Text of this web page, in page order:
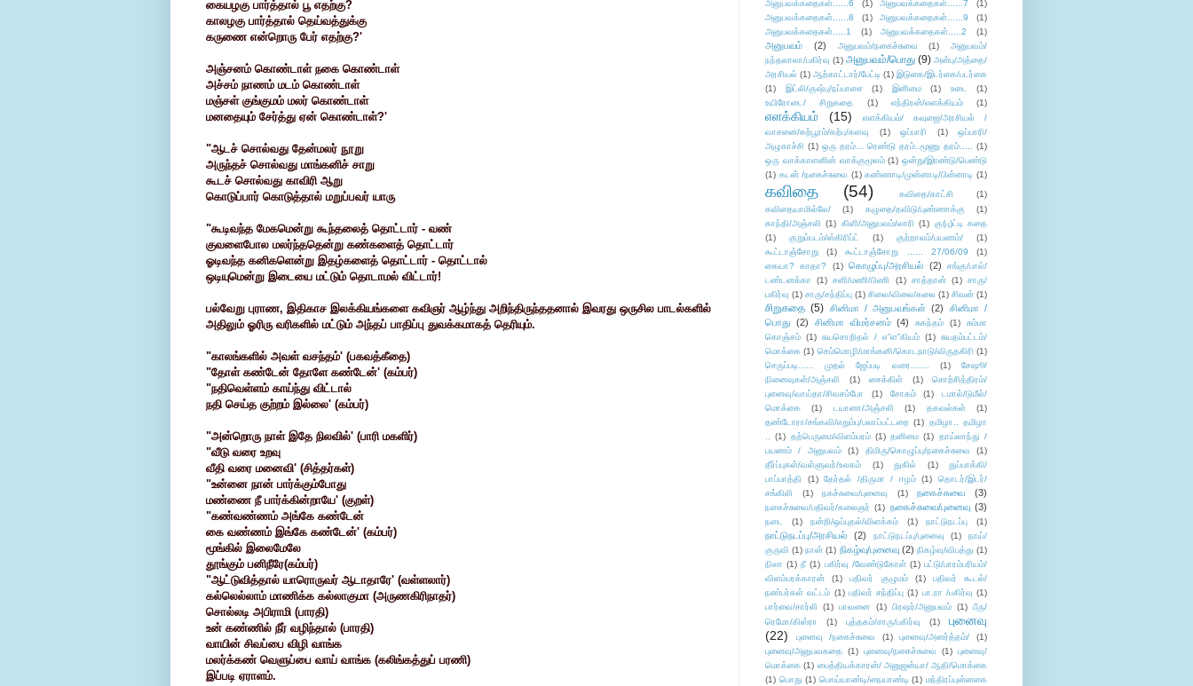
கையழகு பார்த்தால் பூ எதற்கு?
காலழகு பார்த்தால் தெய்வத்துக்கு
கருணை என்றொரு பேர் எதற்கு?'
அஞ்சனம் கொண்டாள் நகை கொண்டாள்
அச்சம் நாணம் மடம் கொண்டாள்
மஞ்சள் குங்குமம் மலர் கொண்டாள்
மனதையும் சேர்த்து ஏன் கொண்டாள்?'
"ஆடச் சொல்வது தேன்மலர் நூறு
அருந்தச் சொல்வது மாங்கனிச் சாறு
கூடச் சொல்வது காவிரி ஆறு
கொடுப்பார் கொடுத்தால் மறுப்பவர் யாரு
"கூடிவந்த மேகமென்று கூந்தலைத் தொட்டார் - வண்
குவளைபோல மலர்ந்ததென்று கண்களைத் தொட்டார்
ஓடிவந்த கனிகளென்று இதழ்களைத் தொட்டார் - தொட்டால்
ஒடியுமென்று இடையை மட்டும் தொடாமல் விட்டார்!
பல்வேறு புராண, இதிகாச இலக்கியங்களை கவிஞர் ஆழ்ந்து அறிந்திருந்ததனால் இவரது ஒருசில பாடல்களில்
அதிலும் ஓரிரு வரிகளில் மட்டும் அந்தப் பாதிப்பு துவக்கமாகத் தெரியும்.
"காலங்களில் அவள் வசந்தம்' (பகவத்கீதை)
"தோள் கண்டேன் தோளே கண்டேன்' (கம்பர்)
"நதிவெள்ளம் காய்ந்து விட்டால்
நதி செய்த குற்றம் இல்லை' (கம்பர்)
"அன்றொரு நாள் இதே நிலவில்' (பாரி மகளிர்)
"வீடு வரை உறவு
வீதி வரை மனைவி' (சித்தர்கள்)
"உன்னை நான் பார்க்கும்போது
மண்ணை நீ பார்க்கின்றாயே' (குறள்)
"கண்வண்ணம் அங்கே கண்டேன்
கை வண்ணம் இங்கே கண்டேன்' (கம்பர்)
மூங்கில் இலைமேலே
தூங்கும் பனிநீரே(கம்பர்)
"ஆட்டுவித்தால் யாரொருவர் ஆடாதாரே' (வள்ளலார்)
கல்லெல்லாம் மாணிக்க கல்லாகுமா (அருணகிரிநாதர்)
சொல்லடி அபிராமி (பாரதி)
உன் கண்ணில் நீர் வழிந்தால் (பாரதி)
வாயின் சிவப்பை விழி வாங்க
மலர்க்கண் வெளுப்பை வாய் வாங்க (கலிங்கத்துப் பரணி)
இப்படி ஏராளம்.
அனுபவக்கதைகள்......6
(1) அனுபவக்கதைகள்......7
(1)
அனுபவக்கதைகள்......8
(1) அனுபவக்கதைகள்......9
(1)
அனுபவக்கதைகள்.....1
(1) அனுபவக்கதைகள்.....2 (1)
அனுபவம் (2) அனுபவம்/நகைச்சுவை (1)
அனுபவம்/
நந்தலாலா/பகிர்வு (1) அனுபவம்/பொது (9) அன்பு/அத்தை/
அரசியல் (1) ஆற்காட்டார்/பேட்டி (1) இடுகை/இடர்கை/படர்கை
(1)
இட்லி/குஷ்பு/நப்பாசை (1) இனிமை (1) உடை
(1)
உயிரோடை/ சிறுகதை
(1) எந்திரன்/எளக்கியம் (1)
எளக்கியம் (15)
எளக்கியம்/ கவுஜை/அரசியல் /
வாசனை/கற்பூரம்/கற்பு/களவு
(1) ஒப்பாரி (1)
ஒப்பாரி/
அழுகாச்சி (1) ஒரு தரம்... ரெண்டு தரம்..மூணு தரம்..... (1)
ஒரு வாக்காளனின் வாக்குமூலம் (1) ஒன்று/இரண்டு/பெண்டு
(1) கடன் /நகைச்சுவை (1) கண்ணாடி/முன்னாடி/பின்னாடி (1)
கவிதை (54) கவிதை/காட்சி
(1)
கவிதையாமில்லே/
(1) கழுதை/தவிடு/புண்ணாக்கு
(1)
காந்தி/அஞ்சலி (1) கிளி/அனுபவம்/லாரி (1) கு(பு)ட்டி கதை
(1)
குறும்படம்/ஸ்கிரிப்ட் (1) குற்றாலம்/பயணம்/
(1)
கூட்டாஞ்சோறு
(1) கூட்டாஞ்சோறு ...... 27/06/09
(1)
கையா? காதா?
(1) கொழுப்பு/அரசியல் (2)
சங்கு/பால்/
டண்டனக்கா
(1) சனி/மணி/பிணி (1) சாத்தான் (1) சாரு/
பகிர்வு (1) சாரு/சந்திப்பு (1) சிலை/விலை/கலை (1) சிவன் (1)
சிறுகதை (5) சினிமா / அனுபவங்கள் (2)
சினிமா /
பொது (2) சினிமா விமர்சனம் (4) சுகந்தம் (1)
சும்மா
கொஞ்சம் (1) சுயசொறிதல் / எ”ள”கியம் (1) சுயதம்பட்டம்/
மொக்கை (1) செம்மொழி/மாங்கனி/கொடநாடு/விருதகிரி (1)
செருப்படி...... முதல் ஜேப்படி வரை.......
(1)
சேஷூ/
நினைவுகள்/அஞ்சலி
(1) சைக்கிள் (1)
சொற்சித்திரம்/
புனைவு/வாய்தா/சிவசம்போ
(1) சோகம் (1)
டமால்/டுமீல்/
மொக்கை
(1) டயானா/அஞ்சலி (1) தகவல்கள்
(1)
தண்டோரா/சங்கவி/எறும்பு/பலாப்பட்டறை (1) தமிழா.. தமிழா
.. (1) தற்பெருமை/விளம்பரம் (1) தனிமை (1) தாய்லாந்து /
பயணம் / அனுபவம்
(1) திமிரு/கொழுப்பு/நகைச்சுவை
(1)
தீர்ப்புகள்/வள்ளுவர்/உலகம்
(1) துகில் (1)
துப்பாக்கி/
பாப்பாத்தி
(1) தேர்தல் /திருமா / ஈழம் (1)
தொடர்/இடர்/
சங்கிலி
(1) நகச்சுவை/புனைவு (1) நகைச்சுவை (3)
நகைச்சுவை/பதிவர்/கலைஞர் (1) நகைச்சுவை/புனைவு (3)
நடை (1) நன்றி/ஒப்புதல்/விளக்கம் (1) நாட்டுநடப்பு (1)
நாட்டுநடப்பு/அரசியல் (2) நாட்டுநடப்பு/புனைவு (1)
நாய்/
குருவி (1) நான் (1) நிகழ்வு/புனைவு (2) நிகழ்வு/விபத்து (1)
நிலா (1) நீ (1) பகிர்வு /வேண்டுகோள் (1) பட்டு/பாரம்பரியம்/
விளம்பரக்காரன்
(1) பதிவர் குழுமம் (1)
பதிவர் கூடல்/
நண்பர்கள் வட்டம் (1) பதிவர் சந்திப்பு (1) பா.ரா /பகிர்வு (1)
பார்வை/சார்லி
(1) பாவனை (1) பிரஷர்/அனுபவம் (1) பீரு/
ரெமோ/கிஸ்ரா
(1) புத்தகம்/சாரு/பகிர்வு (1)
புனைவு
(22)
புனைவு /நகைச்சுவை (1) புனைவு/அனர்த்தம்/
(1)
புனைவு/அனுபவகதை (1) புனைவு/நகைச்சுவை (1) புனைவு/
மொக்கை (1) பைத்தியக்காரன்/ அனுஜன்யா/ ஆதி/மொக்கை
(1) பொது (1) பொய்யாண்டி/நையாண்டி (1) மந்திரப்புன்னகை